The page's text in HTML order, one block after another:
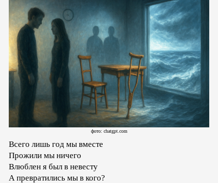
фото: chatgpt.com
Всего лишь год мы вместе
Прожили мы ничего
Влюблен я был в невесту
А превратились мы в кого?